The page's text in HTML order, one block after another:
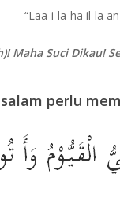
“Laa-i-la-ha il-la
Maha Suci Dikau!
perlu